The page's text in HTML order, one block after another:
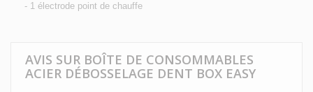
- 1 électrode point de chauffe
AVIS SUR BOÎTE DE CONSOMMABLES
ACIER DÉBOSSELAGE DENT BOX EASY